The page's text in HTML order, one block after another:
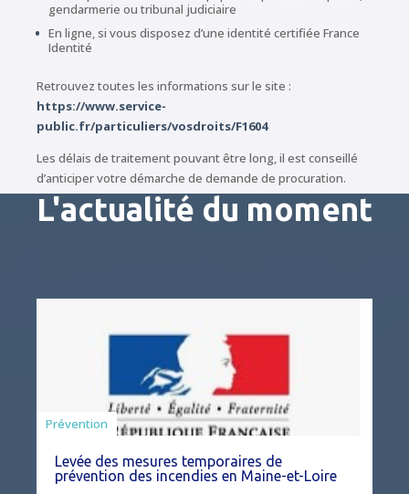
gendarmerie ou tribunal judiciaire
En ligne, si vous disposez d’une identité certifiée France
Identité
Retrouvez toutes les informations sur le site :
https://www.service-
public.fr/particuliers/vosdroits/F1604
Les délais de traitement pouvant être long, il est conseillé
d’anticiper votre démarche de demande de procuration.
L'actualité du moment
Préfecture
Prévention
Levée des mesures temporaires de
prévention des incendies en Maine-et-Loire